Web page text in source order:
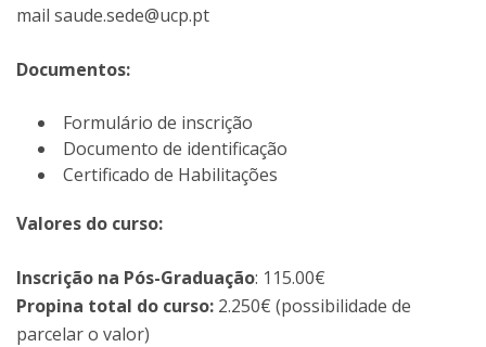
mail saude.sede@ucp.pt
Documentos:
Formulário de inscrição
Documento de identificação
Certificado de Habilitações
Valores do curso:
Inscrição na Pós-Graduação: 115.00€
Propina total do curso: 2.250€ (possibilidade de
parcelar o valor)